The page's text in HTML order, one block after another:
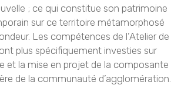
; ce qui constitue son patrimoine
sur ce territoire métamorphosé
Les compétences de l’Atelier de
plus spécifiquement investies sur
et la mise en projet de la composante
de la communauté d’agglomération.